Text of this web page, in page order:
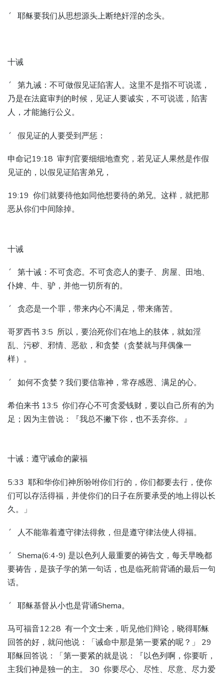
´ 耶稣要我们从思想源头上断绝奸淫的念头。
十诫
´ 第九诫：不可做假见证陷害人。这里不是指不可说谎，
乃是在法庭审判的时候，见证人要诚实，不可说谎，陷害
人，才能施行公义。
´ 假见证的人要受到严惩：
申命记19:18 审判官要细细地查究，若见证人果然是作假
见证的，以假见证陷害弟兄，
19:19 你们就要待他如同他想要待的弟兄。这样，就把那
恶从你们中间除掉。
十诫
´ 第十诫：不可贪恋。不可贪恋人的妻子、房屋、田地、
仆婢、牛、驴，并他一切所有的。
´ 贪恋是一个罪，带来内心不满足，带来痛苦。
哥罗西书 3:5 所以，要治死你们在地上的肢体，就如淫
乱、污秽、邪情、恶欲，和贪婪（贪婪就与拜偶像一
样）。
´ 如何不贪婪？我们要信靠神，常存感恩、满足的心。
希伯来书 13:5 你们存心不可贪爱钱财，要以自己所有的为
足；因为主曾说：『我总不撇下你，也不丢弃你。』
十诫：遵守诫命的蒙福
5:33 耶和华你们神所吩咐你们行的，你们都要去行，使你
们可以存活得福，并使你们的日子在所要承受的地上得以长
久。」
´ 人不能靠着遵守律法得救，但是遵守律法使人得福。
´ Shema(6:4-9) 是以色列人最重要的祷告文，每天早晚都
要祷告，是孩子学的第一句话，也是临死前背诵的最后一句
话。
´ 耶稣基督从小也是背诵Shema。
马可福音12:28 有一个文士来，听见他们辩论，晓得耶稣
回答的好，就问他说：「诫命中那是第一要紧的呢？」 29
耶稣回答说：「第一要紧的就是说：『以色列啊，你要听，
主我们神是独一的主。 30 你要尽心、尽性、尽意、尽力爱